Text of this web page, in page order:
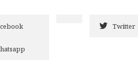
Twitter